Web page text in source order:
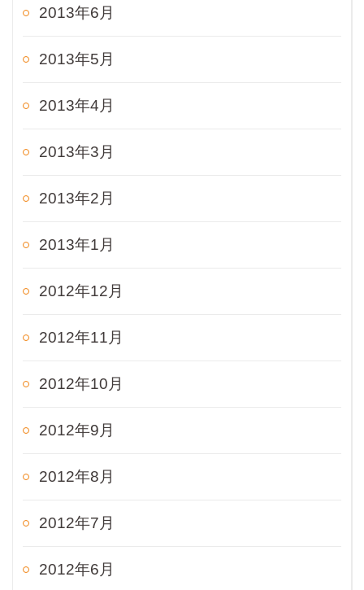
2013年6月
2013年5月
2013年4月
2013年3月
2013年2月
2013年1月
2012年12月
2012年11月
2012年10月
2012年9月
2012年8月
2012年7月
2012年6月